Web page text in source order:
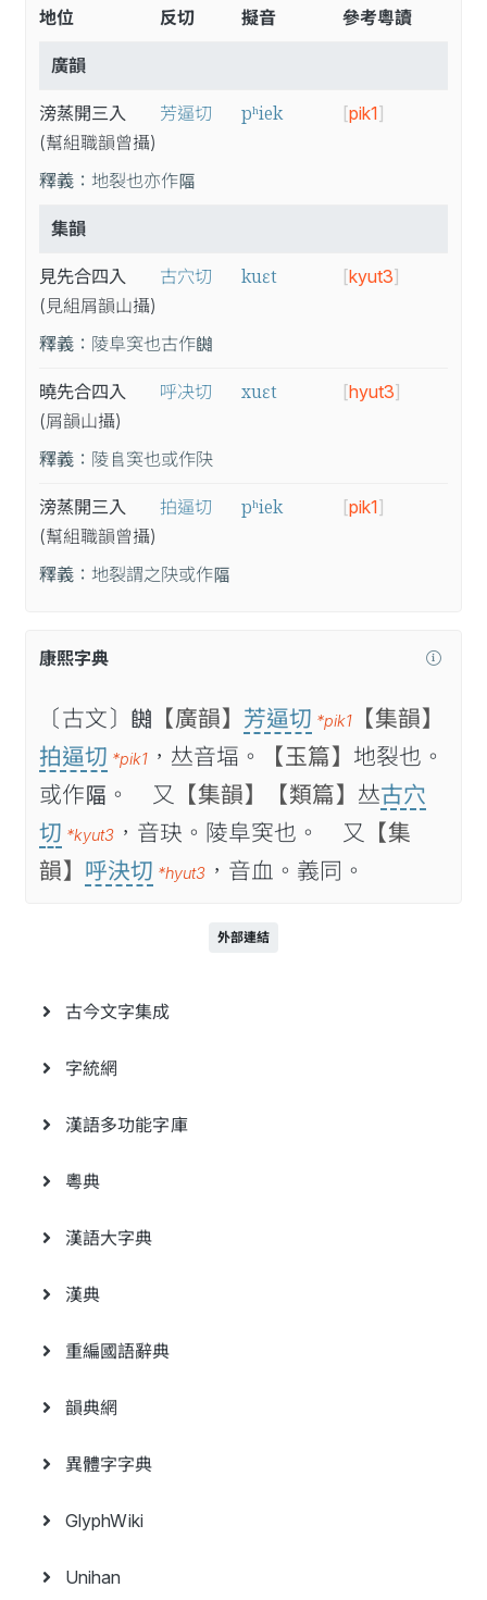
地位 反切 擬音 參考粵讀
廣韻
滂蒸開三入
(幫組職韻曾攝)
芳逼切 pʰiek [pik1]
釋義： 地裂也亦作𨺤
集韻
見先合四入
(見組屑韻山攝)
古穴切 kuɛt [kyut3]
釋義： 陵阜䆕也古作𨼱
曉先合四入
(屑韻山攝)
呼决切 xuɛt [hyut3]
釋義： 陵𨸏䆕也或作䦼
滂蒸開三入
(幫組職韻曾攝)
拍逼切 pʰiek [pik1]
釋義： 地裂謂之䦼或作𨺤
康熙字典
〔古文〕𨼱 【廣韻】 芳逼切 *pik1
【集韻】
拍逼切 *pik1 ，𠀤音堛。 【玉篇】 地裂也。
或作𨺤。 又
【集韻】 【類篇】 𠀤古穴
切 *kyut3 ，音玦。陵阜䆕也。 又
【集
韻】 呼決切 *hyut3 ，音血。義同。
外部連結
古今文字集成
字統網
漢語多功能字庫
粵典
漢語大字典
漢典
重編國語辭典
韻典網
異體字字典
GlyphWiki
Unihan